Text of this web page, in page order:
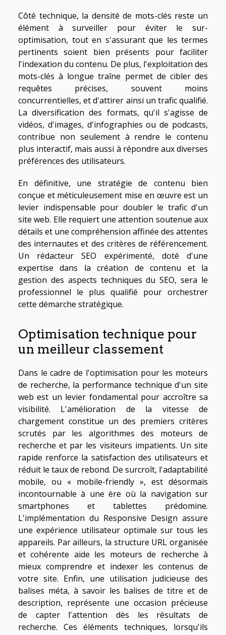
Côté technique, la densité de mots-clés reste un
élément à surveiller pour éviter le sur-
optimisation, tout en s'assurant que les termes
pertinents soient bien présents pour faciliter
l'indexation du contenu. De plus, l'exploitation des
mots-clés à longue traîne permet de cibler des
requêtes précises, souvent moins
concurrentielles, et d'attirer ainsi un trafic qualifié.
La diversification des formats, qu'il s'agisse de
vidéos, d'images, d'infographies ou de podcasts,
contribue non seulement à rendre le contenu
plus interactif, mais aussi à répondre aux diverses
préférences des utilisateurs.
En définitive, une stratégie de contenu bien
conçue et méticuleusement mise en œuvre est un
levier indispensable pour doubler le trafic d'un
site web. Elle requiert une attention soutenue aux
détails et une compréhension affinée des attentes
des internautes et des critères de référencement.
Un rédacteur SEO expérimenté, doté d'une
expertise dans la création de contenu et la
gestion des aspects techniques du SEO, sera le
professionnel le plus qualifié pour orchestrer
cette démarche stratégique.
Optimisation technique pour
un meilleur classement
Dans le cadre de l'optimisation pour les moteurs
de recherche, la performance technique d'un site
web est un levier fondamental pour accroître sa
visibilité. L'amélioration de la vitesse de
chargement constitue un des premiers critères
scrutés par les algorithmes des moteurs de
recherche et par les visiteurs impatients. Un site
rapide renforce la satisfaction des utilisateurs et
réduit le taux de rebond. De surcroît, l'adaptabilité
mobile, ou « mobile-friendly », est désormais
incontournable à une ère où la navigation sur
smartphones et tablettes prédomine.
L'implémentation du Responsive Design assure
une expérience utilisateur optimale sur tous les
appareils. Par ailleurs, la structure URL organisée
et cohérente aide les moteurs de recherche à
mieux comprendre et indexer les contenus de
votre site. Enfin, une utilisation judicieuse des
balises méta, à savoir les balises de titre et de
description, représente une occasion précieuse
de capter l'attention dès les résultats de
recherche. Ces éléments techniques, lorsqu'ils